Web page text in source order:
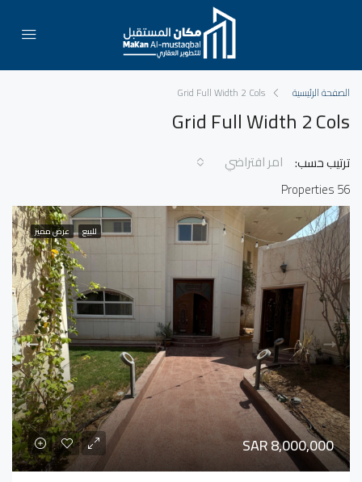
الصفحة الرئيسية Grid Full Width 2 Cols
Grid Full Width 2 Cols
56 Properties
ترتيب حسب: امر افتراضي
للبيع عرض مميز
SAR 8,000,000